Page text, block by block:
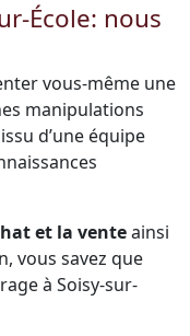
École: nous
vous-même une
manipulations
d’une équipe
et la venteainsi
vous savez que
à Soisy-sur-